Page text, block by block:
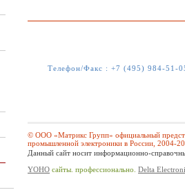
Телефон/Факс : +7 (495) 984-51-
© ООО «Матрикс Групп» официальный
промышленной электроники в России, 2004-
Данный сайт носит информационно-
YOHO сайты. профессионально. Delta